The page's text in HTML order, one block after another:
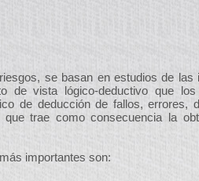
se basan en estudios de las
de vista lógico-deductivo que los
de deducción de fallos, errores,
trae como consecuencia la
importantes son: